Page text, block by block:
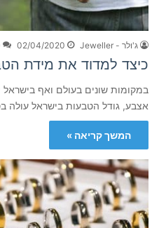
ג'ולר - Jeweller 02/04/2020
כיצד למדוד את מידת
במקומות שונים בעולם ואף
אצבע, גודל הטבעות בישראל
המשך קריאה »